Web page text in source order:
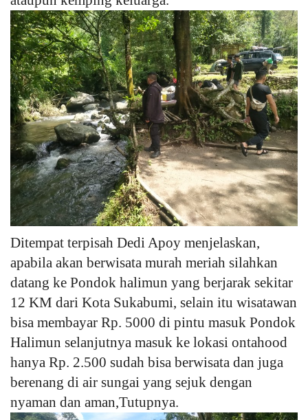
Ditempat terpisah Dedi Apoy menjelaskan,
apabila akan berwisata murah meriah silahkan
datang ke Pondok halimun yang berjarak sekitar
12 KM dari Kota Sukabumi, selain itu wisatawan
bisa membayar Rp. 5000 di pintu masuk Pondok
Halimun selanjutnya masuk ke lokasi ontahood
hanya Rp. 2.500 sudah bisa berwisata dan juga
berenang di air sungai yang sejuk dengan
nyaman dan aman,Tutupnya.